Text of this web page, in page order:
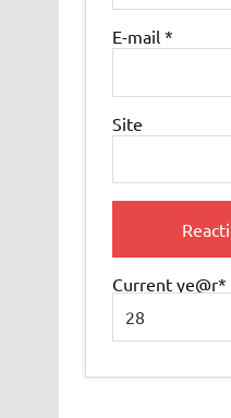
E-mail *
Site
Current ye@r*